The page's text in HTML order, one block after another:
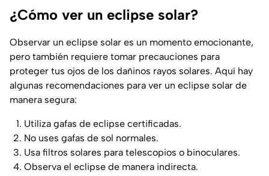
¿Cómo ver un eclipse solar?
Observar un eclipse solar es un momento emocionante,
pero también requiere tomar precauciones para
proteger tus ojos de los dañinos rayos solares. Aquí hay
algunas recomendaciones para ver un eclipse solar de
manera segura:
Utiliza gafas de eclipse certificadas.
No uses gafas de sol normales.
Usa filtros solares para telescopios o binoculares.
Observa el eclipse de manera indirecta.